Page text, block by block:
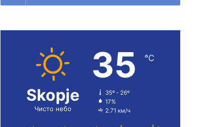
Skopje
Чисто небо
35 ℃
35º - 26º
17%
2.71 км/ч